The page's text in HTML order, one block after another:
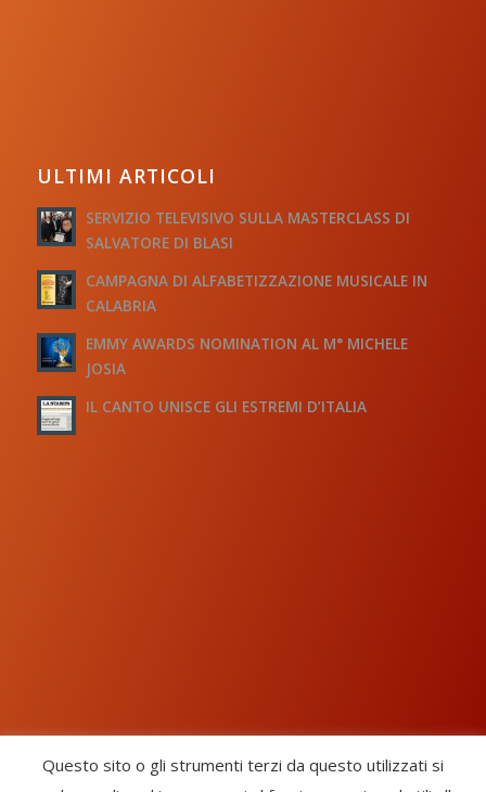
ULTIMI ARTICOLI
SERVIZIO TELEVISIVO SULLA MASTERCLASS DI
SALVATORE DI BLASI
CAMPAGNA DI ALFABETIZZAZIONE MUSICALE IN
CALABRIA
EMMY AWARDS NOMINATION AL M° MICHELE
JOSIA
IL CANTO UNISCE GLI ESTREMI D’ITALIA
Questo sito o gli strumenti terzi da questo utilizzati si